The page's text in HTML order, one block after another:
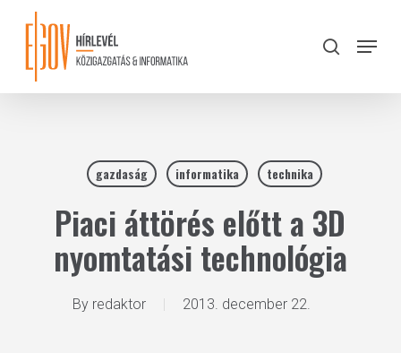
content
search
Menu
gazdaság informatika technika
Piaci áttörés előtt a 3D
nyomtatási technológia
By redaktor 2013. december 22.
Close